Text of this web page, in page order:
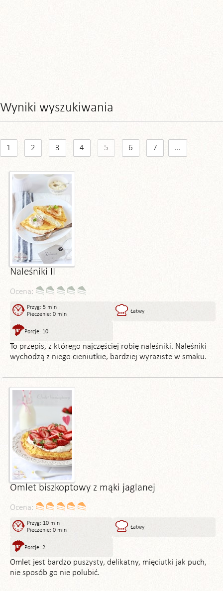
Wyniki wyszukiwania
1 2 3 4 5 6 7 ...
Naleśniki II
Ocena:
Przyg: 5 min
Pieczenie: 0 min
Łatwy
Porcje: 10
To przepis, z którego najczęściej robię naleśniki. Naleśniki
wychodzą z niego cieniutkie, bardziej wyraziste w smaku.
Omlet biszkoptowy z mąki jaglanej
Ocena:
Przyg: 10 min
Pieczenie: 0 min
Łatwy
Porcje: 2
Omlet jest bardzo puszysty, delikatny, mięciutki jak puch,
nie sposób go nie polubić.